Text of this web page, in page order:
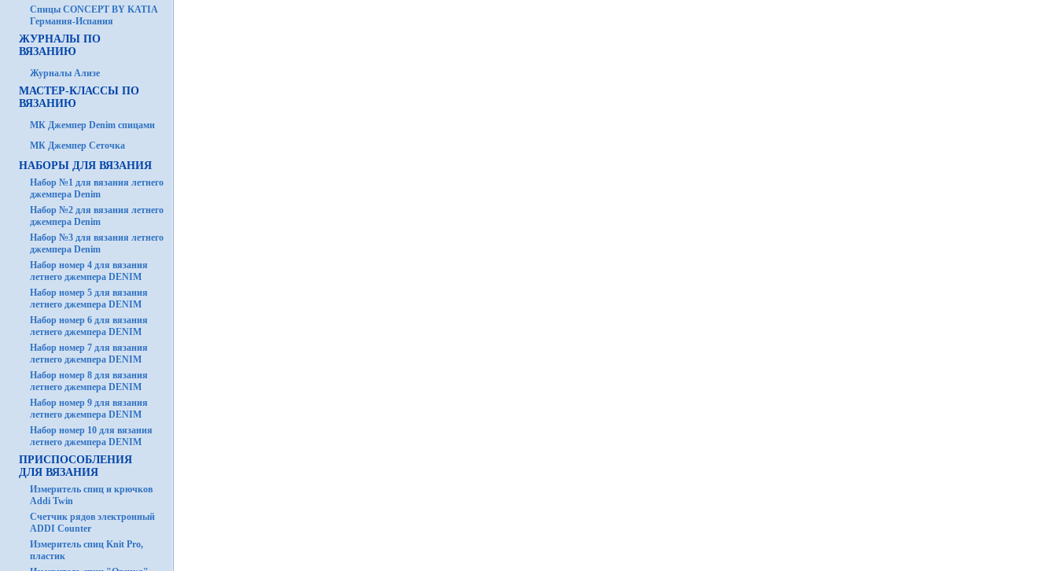
Спицы CONCEPT BY KATIA
Германия-Испания
ЖУРНАЛЫ ПО
ВЯЗАНИЮ
Журналы Ализе
МАСТЕР-КЛАССЫ ПО
ВЯЗАНИЮ
МК Джемпер Denim спицами
МК Джемпер Сеточка
НАБОРЫ ДЛЯ ВЯЗАНИЯ
Набор №1 для вязания летнего
джемпера Denim
Набор №2 для вязания летнего
джемпера Denim
Набор №3 для вязания летнего
джемпера Denim
Набор номер 4 для вязания
летнего джемпера DENIM
Набор номер 5 для вязания
летнего джемпера DENIM
Набор номер 6 для вязания
летнего джемпера DENIM
Набор номер 7 для вязания
летнего джемпера DENIM
Набор номер 8 для вязания
летнего джемпера DENIM
Набор номер 9 для вязания
летнего джемпера DENIM
Набор номер 10 для вязания
летнего джемпера DENIM
ПРИСПОСОБЛЕНИЯ
ДЛЯ ВЯЗАНИЯ
Измеритель спиц и крючков
Addi Twin
Счетчик рядов электронный
ADDI Counter
Измеритель спиц Knit Pro,
пластик